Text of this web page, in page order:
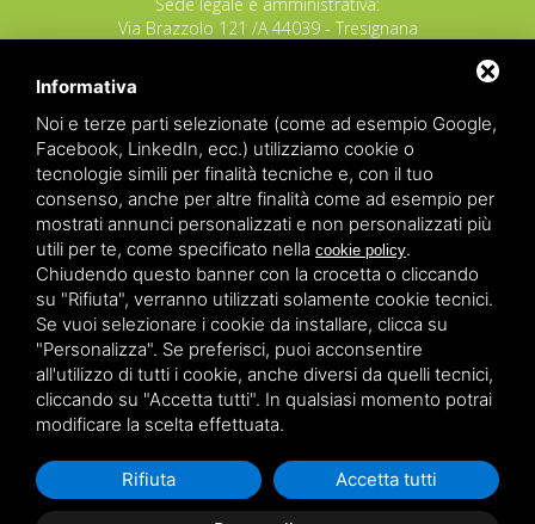
Via Brazzolo 121 /A 44039 - Tresignana
POLIZZA RESPONSABILITA' CIVILE REVO N.
OX00020791 valida dal 12/11/2025 al
12/11/2026
POLIZZA FONDO GARANZIA INSOLVENZA
REVO N. OX00043679 valida dal 03/03/26 al
03/03/27
Copyrights – 2026 Raggio Verde Incoming Italy by Raggio
Verde Incoming Italy di Nagliati dott.ssa Ilaria –
Deltacommerce srlAll rights reserved.
Partita IVA 01428530388 - C.F NGLLRI66L56D548L - Numero
REA - Camera di Commercio Ferrara 166627/1998 Licenza
agenzia di viaggio: autorizzazione Provincia di Ferrara n.
102131 del 02 Dicembre 2008 -
Sitemap - Privacy Legal
Informativa
Noi e terze parti selezionate (come ad esempio Google,
Facebook, LinkedIn, ecc.) utilizziamo cookie o
tecnologie simili per finalità tecniche e, con il tuo
consenso, anche per altre finalità come ad esempio per
mostrati annunci personalizzati e non personalizzati più
utili per te, come specificato nella cookie policy.
Chiudendo questo banner con la crocetta o cliccando
su "Rifiuta", verranno utilizzati solamente cookie tecnici.
Se vuoi selezionare i cookie da installare, clicca su
"Personalizza". Se preferisci, puoi acconsentire
all'utilizzo di tutti i cookie, anche diversi da quelli tecnici,
cliccando su "Accetta tutti". In qualsiasi momento potrai
modificare la scelta effettuata.
Rifiuta Accetta tutti